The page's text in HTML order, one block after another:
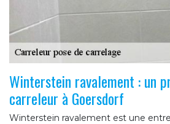
Winterstein ravalement : un
carreleur à Goersdorf
Winterstein ravalement est une